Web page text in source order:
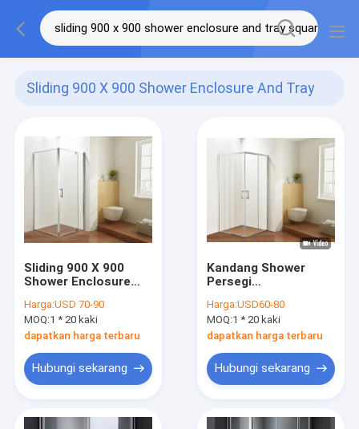
Sliding 900 X 900 Shower Enclosure And Tray
(51)
Sliding 900 X 900
Shower Enclosure
ISO9001
Harga:USD 70-90
MOQ:1 * 20 kaki
dapatkan harga terbaru
Hubungi sekarang
Kandang Shower
Persegi
Dengan Baki 1-1.2mm
Harga:USD60-80
MOQ:1 * 20 kaki
dapatkan harga terbaru
Hubungi sekarang